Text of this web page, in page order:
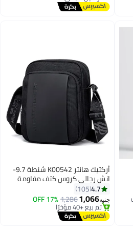
تم بيع +10 مؤخرًا
أقل سعر في 30 يوم
أركتيك هانتر K00542 شنطة 9.7-
انش رجالى كروس كتف مقاومة
للماء ذات جودة عالية من اركتك
هنتر - اسود
4.7
105
جنيه1,066
1,286
17% OFF
توصيل مجاني
تم بيع +40 مؤخرًا
توصيل مجاني